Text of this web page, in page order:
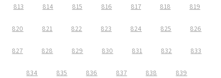
813 814 815 816 817 818 819
820 821 822 823 824 825 826
827 828 829 830 831 832 833
834 835 836 837 838 839